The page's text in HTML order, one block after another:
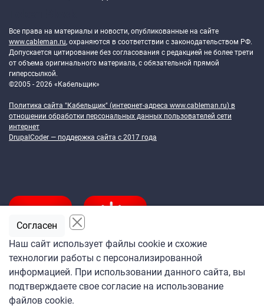
Все права на материалы и новости, опубликованные на сайте
www.cableman.ru, охраняются в соответствии с законодательством РФ.
Допускается цитирование без согласования с редакцией не более трети
от объема оригинального материала, с обязательной прямой
гиперссылкой.
©2005 - 2026 «Кабельщик»
Политика сайта "Кабельщик" (интернет-адреса www.cableman.ru) в
отношении обработки персональных данных пользователей сети
интернет
DrupalCoder — поддержка сайта c 2017 года
Подпишитесь
на ежедневную рассылку
«Кабельщика»
Наш сайт использует файлы cookie и схожие
технологии работы с персонализированной
информацией. При использовании данного сайта, вы
подтверждаете свое согласие на использование
файлов cookie.
Согласен